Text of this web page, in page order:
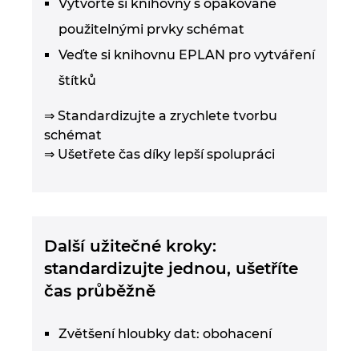
Vytvořte si knihovny s opakovaně
použitelnými prvky schémat
Veďte si knihovnu EPLAN pro vytváření
štítků
⇒ Standardizujte a zrychlete tvorbu
schémat
⇒ Ušetřete čas díky lepší spolupráci
Další užitečné kroky:
standardizujte jednou, ušetříte
čas průběžně
Zvětšení hloubky dat: obohacení